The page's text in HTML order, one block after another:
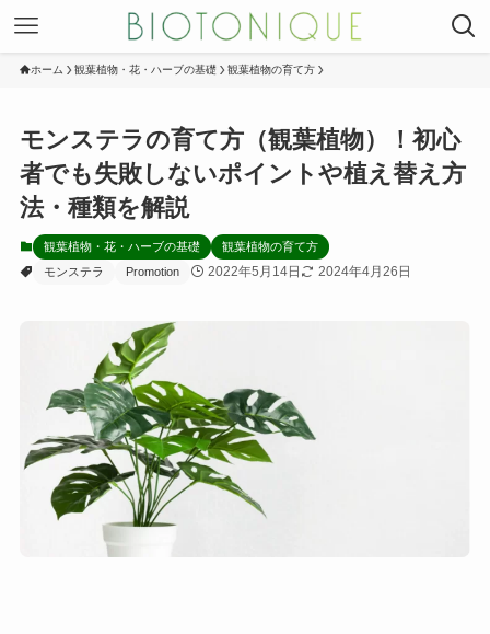
ホーム 観葉植物・花・ハーブの基礎 観葉植物の育て方
モンステラの育て方（観葉植物）！初心
者でも失敗しないポイントや植え替え方
法・種類を解説
観葉植物・花・ハーブの基礎
観葉植物の育て方
モンステラ
Promotion 2022年5月14日 2024年4月26日